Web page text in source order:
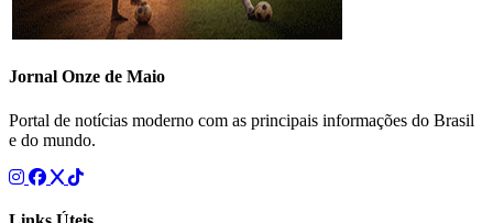
Jornal Onze de Maio
Portal de notícias moderno com as principais informações do Brasil
e do mundo.